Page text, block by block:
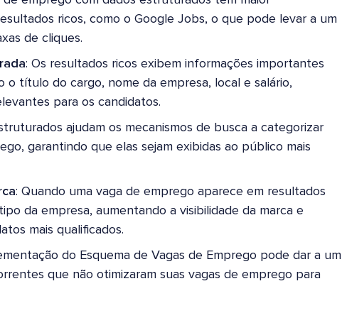
ricos, como o Google Jobs, o que pode levar a um
de cliques.
: Os resultados ricos exibem informações importantes
o título do cargo, nome da empresa, local e salário,
para os candidatos.
ajudam os mecanismos de busca a categorizar
garantindo que elas sejam exibidas ao público mais
: Quando uma vaga de emprego aparece em resultados
da empresa, aumentando a visibilidade da marca e
mais qualificados.
do Esquema de Vagas de Emprego pode dar a um
que não otimizaram suas vagas de emprego para